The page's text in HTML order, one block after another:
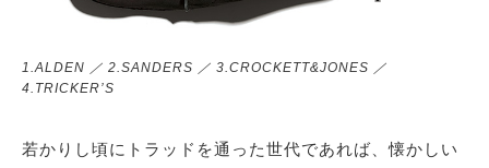
1.ALDEN ／ 2.SANDERS ／ 3.CROCKETT&JONES ／
4.TRICKER’S
若かりし頃にトラッドを通った世代であれば、懐かしい